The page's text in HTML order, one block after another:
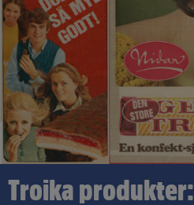
Troika produkter: